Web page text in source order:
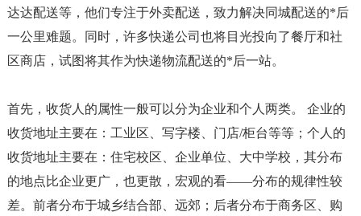
达达配送等，他们专注于外卖配送，致力解决同城配送的*后
一公里难题。同时，许多快递公司也将目光投向了餐厅和社
区商店，试图将其作为快递物流配送的*后一站。
首先，收货人的属性一般可以分为企业和个人两类。 企业的
收货地址主要在：工业区、写字楼、门店/柜台等等；个人的
收货地址主要在：住宅校区、企业单位、大中学校，其分布
的地点比企业更广，也更散，宏观的看——分布的规律性较
差。前者分布于城乡结合部、远郊；后者分布于商务区、购